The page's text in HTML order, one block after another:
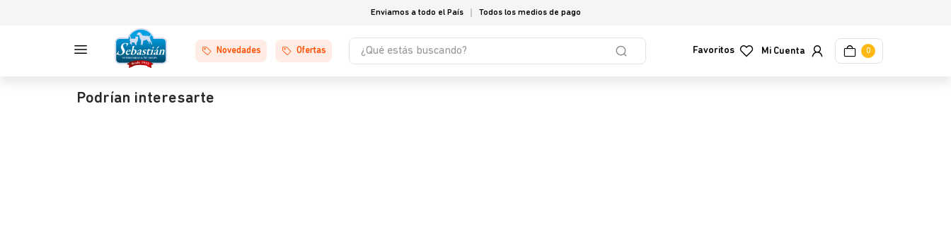
Enviamos a todo el País Todos los medios de pago
Novedades Ofertas
¿Qué estás buscando?
Favoritos 0
Podrían interesarte